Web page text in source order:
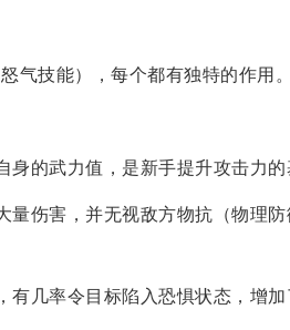
气技能），每个都有独特的作用
身的武力值，是新手提升攻击力的
量伤害，并无视敌方物抗（物理
有几率令目标陷入恐惧状态，增加